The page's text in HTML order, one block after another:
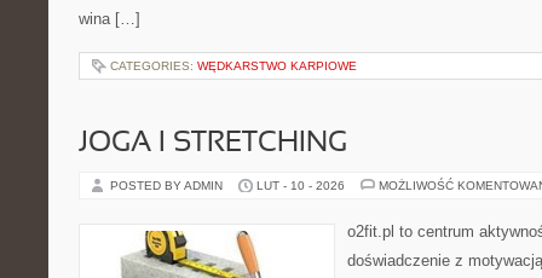
wina […]
CATEGORIES: WĘDKARSTWO KARPIOWE
JOGA I STRETCHING
POSTED BY ADMIN LUT - 10 - 2026 MOŻLIWOŚĆ
o2fit.pl to centrum
doświadczenie z